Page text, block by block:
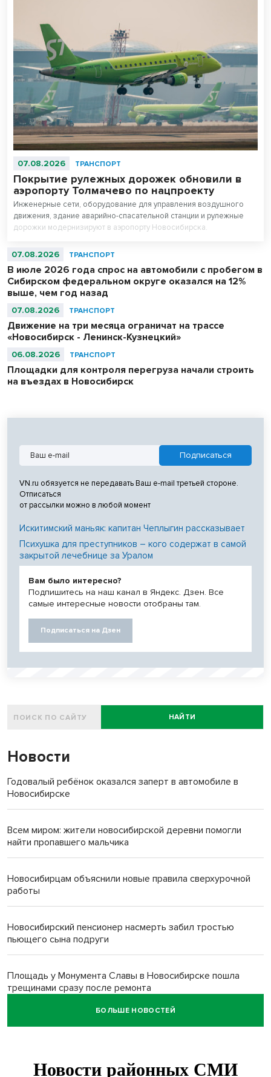
07.08.2026 ТРАНСПОРТ
Покрытие рулежных дорожек обновили в
аэропорту Толмачево по нацпроекту
Инженерные сети, оборудование для управления воздушного
движения, здание аварийно-спасательной станции и рулежные
дорожки модернизируют в аэропорту Новосибирска.
года в рамках нацпроекта «Эффективная транспортная система».
07.08.2026 ТРАНСПОРТ
В июле 2026 года спрос на автомобили с пробегом в
Сибирском федеральном округе оказался на 12%
выше, чем год назад
07.08.2026 ТРАНСПОРТ
Движение на три месяца ограничат на трассе
«Новосибирск - Ленинск-Кузнецкий»
06.08.2026 ТРАНСПОРТ
Площадки для контроля перегруза начали строить
на въездах в Новосибирск
VN.ru обязуется не передавать Ваш e-mail третьей стороне.
Отписаться
от рассылки можно в любой момент
Искитимский маньяк: капитан Чеплыгин рассказывает
Психушка для преступников – кого содержат в самой
закрытой лечебнице за Уралом
Вам было интересно?
Подпишитесь на наш канал в Яндекс. Дзен. Все
самые интересные новости отобраны там.
Подписаться на Дзен
НАЙТИ
Новости
Годовалый ребёнок оказался заперт в автомобиле в
Новосибирске
Всем миром: жители новосибирской деревни помогли
найти пропавшего мальчика
Новосибирцам объяснили новые правила сверхурочной
работы
Новосибирский пенсионер насмерть забил тростью
пьющего сына подруги
Площадь у Монумента Славы в Новосибирске пошла
трещинами сразу после ремонта
БОЛЬШЕ НОВОСТЕЙ